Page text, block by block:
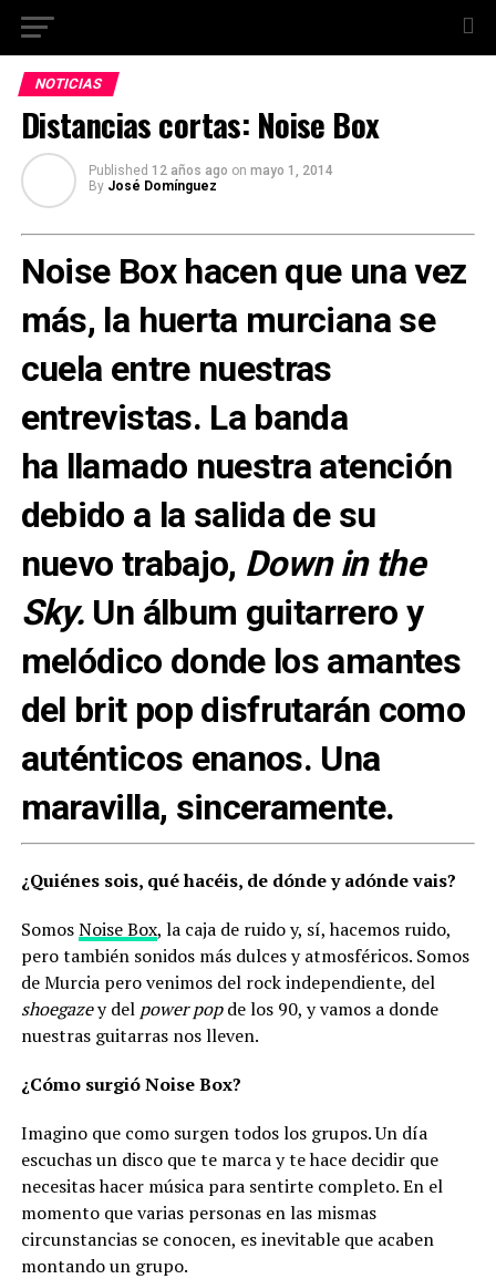
NOTICIAS
Distancias cortas: Noise Box
Published 12 años ago on mayo 1, 2014
By José Domínguez
Noise Box hacen que una vez
más, la huerta murciana se
cuela entre nuestras
entrevistas. La banda
ha llamado nuestra atención
debido a la salida de su
nuevo trabajo, Down in the
Sky. Un álbum guitarrero y
melódico donde los amantes
del brit pop disfrutarán como
auténticos enanos. Una
maravilla, sinceramente.
¿Quiénes sois, qué hacéis, de dónde y adónde vais?
SomosNoise Box, la caja de ruido y, sí, hacemos ruido,
pero también sonidos más dulces y atmosféricos. Somos
de Murcia pero venimos del rock independiente, del
shoegazey del power popde los 90, y vamos a donde
nuestras guitarras nos lleven.
¿Cómo surgió Noise Box?
Imagino que como surgen todos los grupos. Un día
escuchas un disco que te marca y te hace decidir que
necesitas hacer música para sentirte completo. En el
momento que varias personas en las mismas
circunstancias se conocen, es inevitable que acaben
montando un grupo.